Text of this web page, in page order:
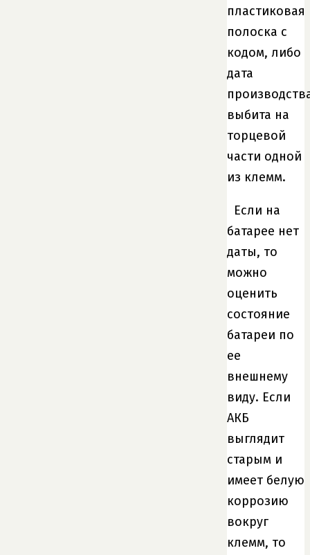
пластиковая
полоска с
кодом, либо
дата
выбита на
торцевой
части одной
из клемм.
Если на
батарее нет
даты, то
можно
оценить
состояние
батареи по
ее
внешнему
виду. Если
АКБ
выглядит
старым и
имеет белую
коррозию
вокруг
клемм, то